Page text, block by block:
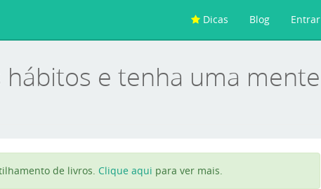
Dicas Blog Entrar
e tenha uma mente
de livros. Clique aqui para ver mais.